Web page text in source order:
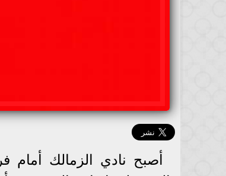
أصبح نادي الزمالك أمام